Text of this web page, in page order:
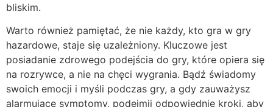
bliskim.
Warto również pamiętać, że nie każdy, kto gra w gry
hazardowe, staje się uzależniony. Kluczowe jest
posiadanie zdrowego podejścia do gry, które opiera się
na rozrywce, a nie na chęci wygrania. Bądź świadomy
swoich emocji i myśli podczas gry, a gdy zauważysz
alarmujące symptomy, podejmij odpowiednie kroki, aby